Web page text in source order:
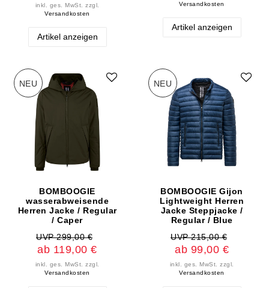
inkl. ges. MwSt. zzgl.
Versandkosten
Artikel anzeigen
Versandkosten
Artikel anzeigen
NEU
BOMBOOGIE
wasserabweisende
Herren Jacke / Regular
/ Caper
UVP 299,00 €
ab 119,00 €
inkl. ges. MwSt.
zzgl.
Versandkosten
NEU
BOMBOOGIE Gijon
Lightweight Herren
Jacke Steppjacke /
Regular / Blue
UVP 215,00 €
ab 99,00 €
inkl. ges. MwSt.
zzgl.
Versandkosten